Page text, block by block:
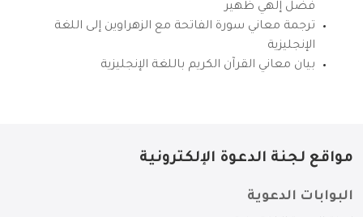
فضل إلهي ظهير
ترجمة معاني سورة الفاتحة مع الزهراوين إلى اللغة
الإنجليزية
بيان معاني القرآن الكريم باللغة الإنجليزية
مواقع لجنة الدعوة الإلكترونية
البوابات الدعوية